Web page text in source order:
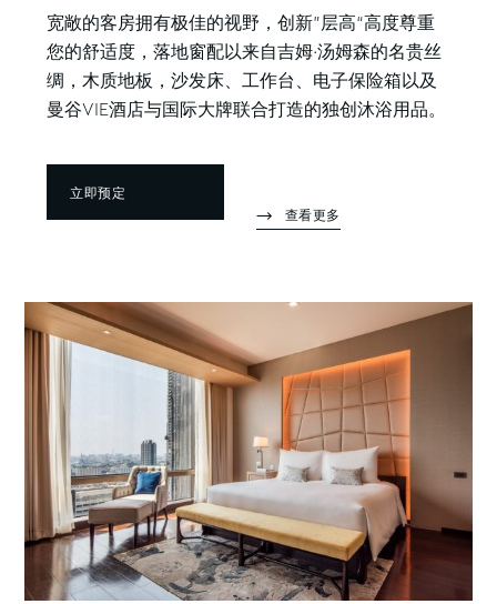
宽敞的客房拥有极佳的视野，创新”层高“高度尊重
您的舒适度，落地窗配以来自吉姆·汤姆森的名贵丝
绸，木质地板，沙发床、工作台、电子保险箱以及
曼谷VIE酒店与国际大牌联合打造的独创沐浴用品。
立即预定
查看更多